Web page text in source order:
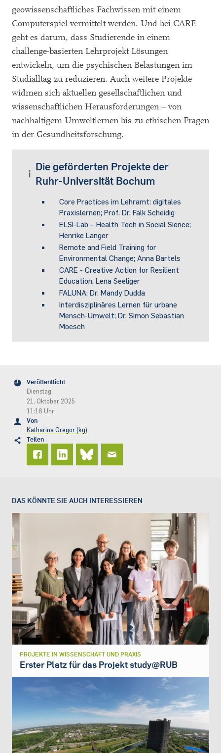
geowissenschaftliches Fachwissen mit einem
Computerspiel vermittelt werden. Und bei CARE
geht es darum, dass Studierende in einem
challenge-basierten Lehrprojekt Lösungen
entwickeln, um die psychischen Belastungen im
Studialltag zu reduzieren. Auch weitere Projekte
widmen sich aktuellen gesellschaftlichen und
wissenschaftlichen Herausforderungen – von
nachhaltigem Umweltlernen bis zu ethischen Fragen
in der Gesundheitsforschung.
Die geförderten Projekte der
Ruhr-Universität Bochum
Core Practices im Lehramt: digitales
Praxislernen; Prof. Dr. Falk Scheidig
ELSI-Lab – Health Tech in Social Sience;
Henrike Langer
Remote and Field Training for
Environmental Change; Anna Bartels
CARE - Creative Action for Resilient
Education, Lena Seeliger
FALUNA; Dr. Mandy Dudda
Interdisziplinäres Lernen für urbane
Mensch-Umwelt; Dr. Simon Sebastian
Moesch
Veröffentlicht
Dienstag
21. Oktober 2025
11:16 Uhr
Von
Katharina Gregor (kg)
Teilen
DAS KÖNNTE SIE AUCH INTERESSIEREN
PROJEKTE IN WISSENSCHAFT UND PRAXIS
Erster Platz für das Projekt study@RUB